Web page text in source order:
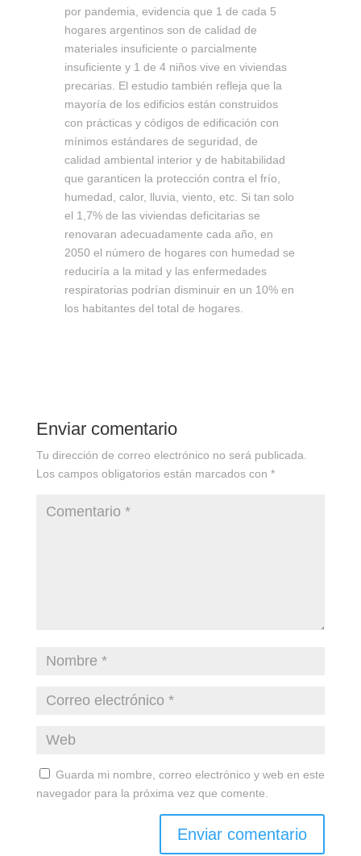
por pandemia, evidencia que 1 de cada 5
hogares argentinos son de calidad de
materiales insuficiente o parcialmente
insuficiente y 1 de 4 niños vive en viviendas
precarias. El estudio también refleja que la
mayoría de los edificios están construidos
con prácticas y códigos de edificación con
mínimos estándares de seguridad, de
calidad ambiental interior y de habitabilidad
que garanticen la protección contra el frío,
humedad, calor, lluvia, viento, etc. Si tan solo
el 1,7% de las viviendas deficitarias se
renovaran adecuadamente cada año, en
2050 el número de hogares con humedad se
reduciría a la mitad y las enfermedades
respiratorias podrían disminuir en un 10% en
los habitantes del total de hogares.
Enviar comentario
Tu dirección de correo electrónico no será publicada.
Los campos obligatorios están marcados con *
Guarda mi nombre, correo electrónico y web en este
navegador para la próxima vez que comente.